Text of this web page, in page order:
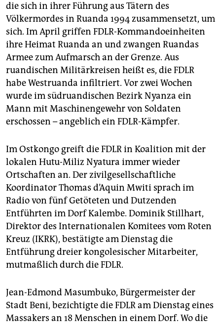
die sich in ihrer Führung aus Tätern des
Völkermordes in Ruanda 1994 zusammensetzt, um
sich. Im April griffen FDLR-Kommandoeinheiten
ihre Heimat Ruanda an und zwangen Ruandas
Armee zum Aufmarsch an der Grenze. Aus
ruandischen Militärkreisen heißt es, die FDLR
habe Westruanda infiltriert. Vor zwei Wochen
wurde im südruandischen Bezirk Nyanza ein
Mann mit Maschinengewehr von Soldaten
erschossen – angeblich ein FDLR-Kämpfer.
Im Ostkongo greift die FDLR in Koalition mit der
lokalen Hutu-Miliz Nyatura immer wieder
Ortschaften an. Der zivilgesellschaftliche
Koordinator Thomas d’Aquin Mwiti sprach im
Radio von fünf Getöteten und Dutzenden
Entführten im Dorf Kalembe. Dominik Stillhart,
Direktor des Internationalen Komitees vom Roten
Kreuz (IKRK), bestätigte am Dienstag die
Entführung dreier kongolesischer Mitarbeiter,
mutmaßlich durch die FDLR.
Jean-Edmond Masumbuko, Bürgermeister der
Stadt Beni, bezichtigte die FDLR am Dienstag eines
Massakers an 18 Menschen in einem Dorf. Wo die